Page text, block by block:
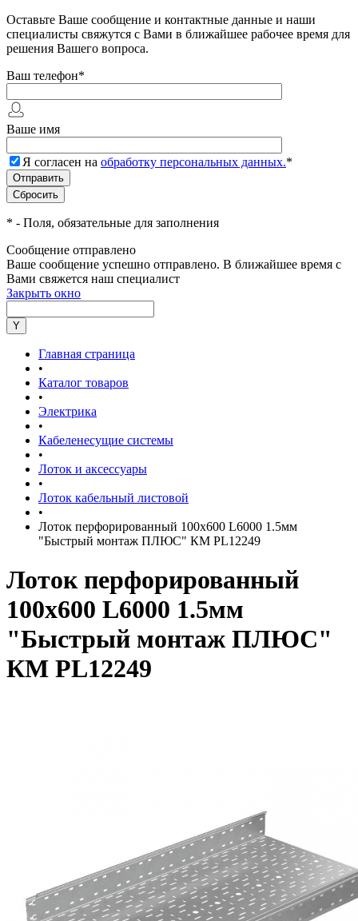
Оставьте Ваше сообщение и контактные данные и наши
специалисты свяжутся с Вами в ближайшее рабочее время для
решения Вашего вопроса.
Ваш телефон*
Ваше имя
Я согласен на обработку персональных данных.*
* - Поля, обязательные для заполнения
Сообщение отправлено
Ваше сообщение успешно отправлено. В ближайшее время с
Вами свяжется наш специалист
Закрыть окно
Главная страница
•
Каталог товаров
•
Электрика
•
Кабеленесущие системы
•
Лоток и аксессуары
•
Лоток кабельный листовой
•
Лоток перфорированный 100х600 L6000 1.5мм
"Быстрый монтаж ПЛЮС" КМ PL12249
Лоток перфорированный
100х600 L6000 1.5мм
"Быстрый монтаж ПЛЮС"
КМ PL12249